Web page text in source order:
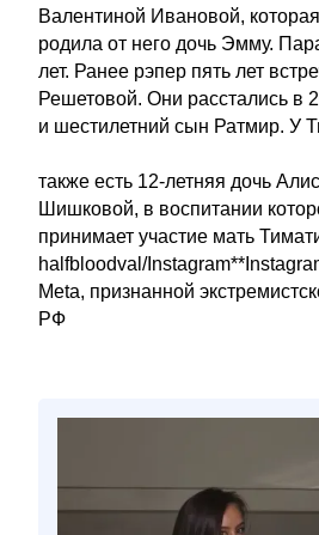
Валентиной Ивановой,
родила от него дочь Эмму.
лет. Ранее рэпер пять лет
Решетовой. Они расстались в
и шестилетний сын Ратмир. У
также есть 12-летняя дочь
Шишковой, в воспитании
принимает участие мать
halfbloodval/
Meta, признанной
РФ